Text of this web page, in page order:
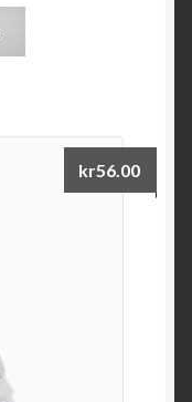
kr56.00